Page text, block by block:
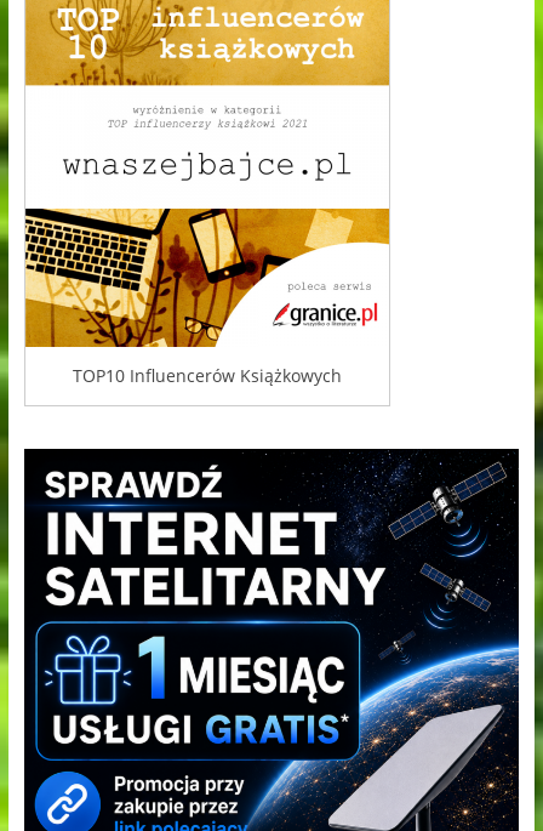
TOP10 Influencerów Książkowych